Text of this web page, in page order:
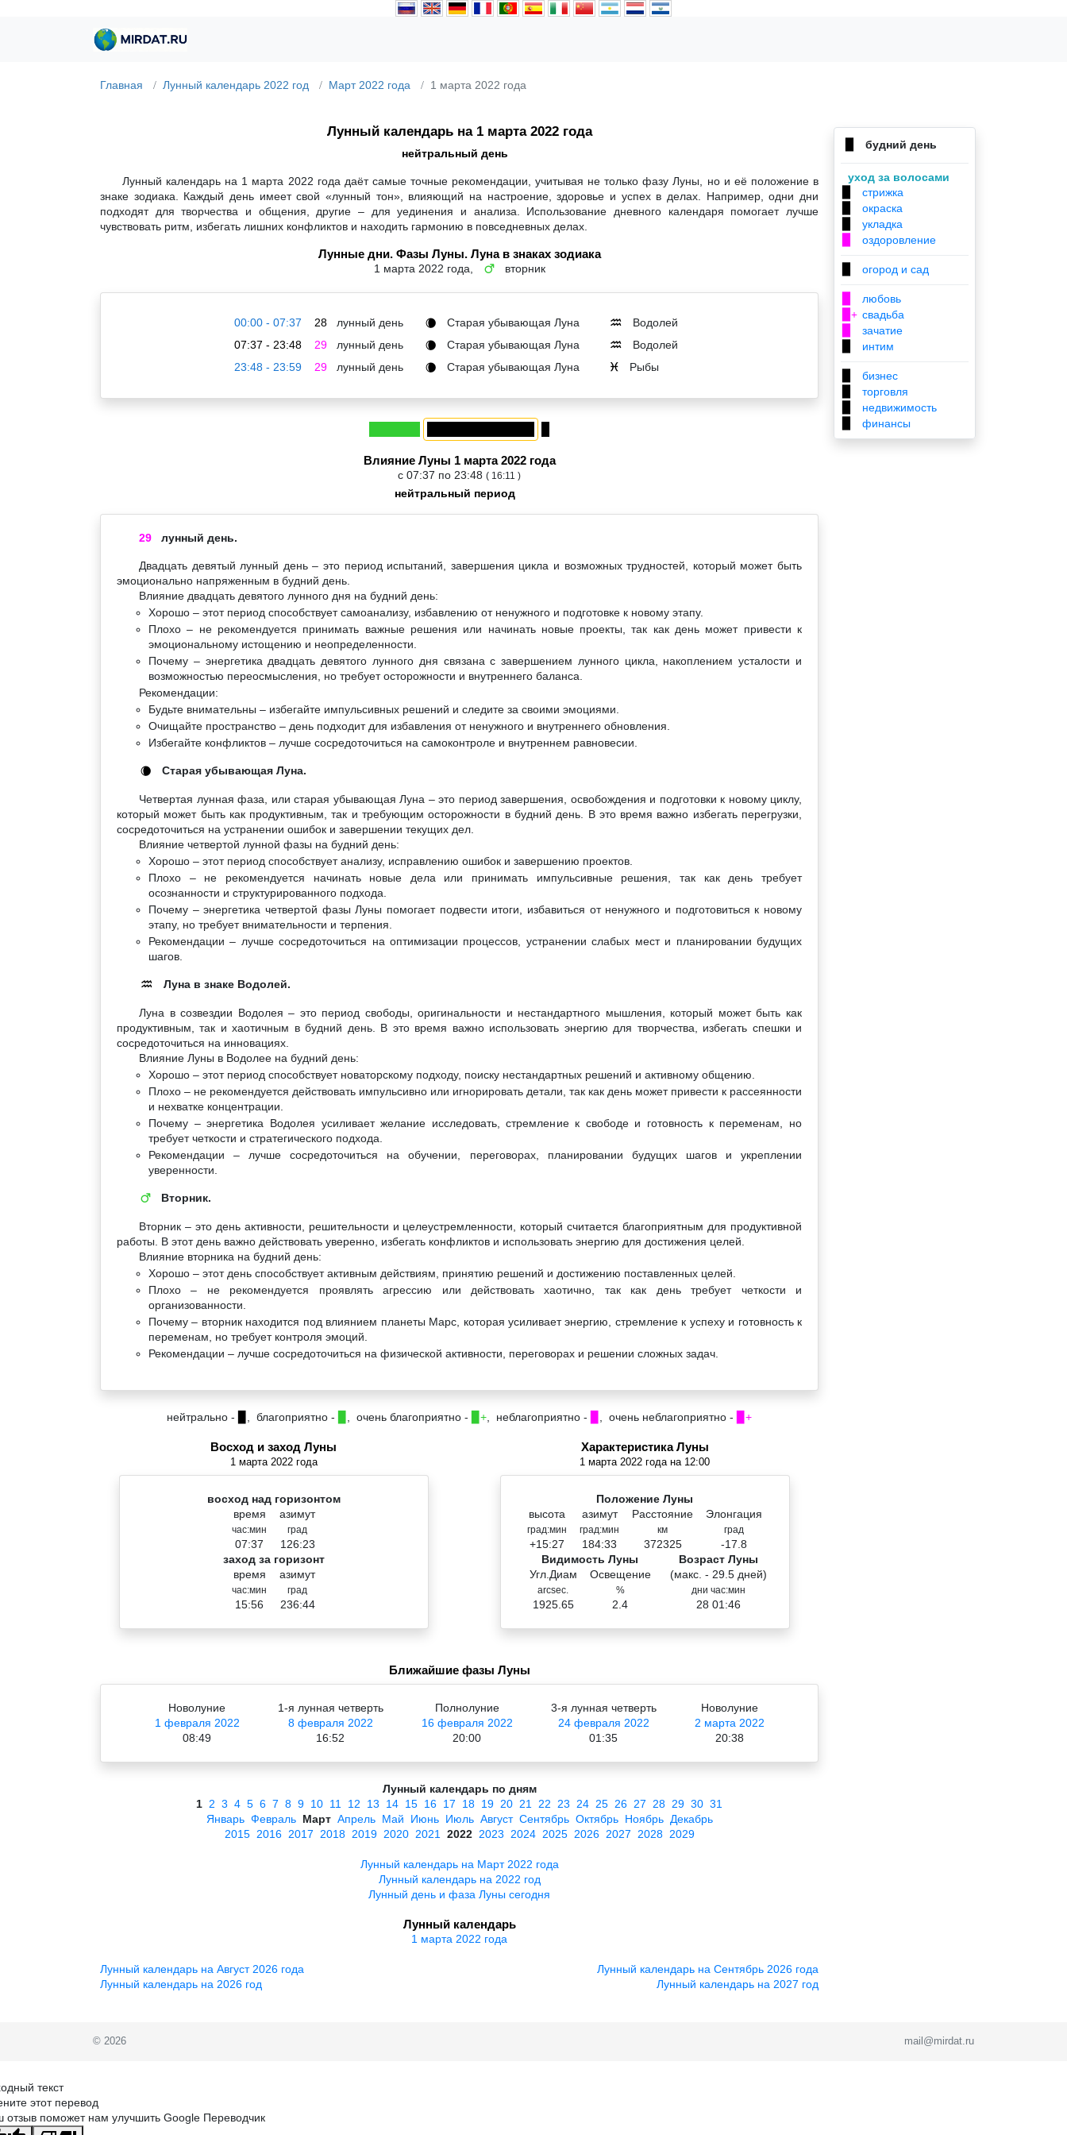
Главная Лунный календарь 2022 год Март 2022 года 1 марта 2022 года
Лунный календарь на 1 марта 2022 года
нейтральный день
Лунный календарь на 1 марта 2022 года даёт самые точные рекомендации, учитывая не только фазу Луны, но и её положение в
знаке зодиака. Каждый день имеет свой «лунный тон», влияющий на настроение, здоровье и успех в делах. Например, одни дни
подходят для творчества и общения, другие – для уединения и анализа. Использование дневного календаря помогает лучше
чувствовать ритм, избегать лишних конфликтов и находить гармонию в повседневных делах.
Лунные дни. Фазы Луны. Луна в знаках зодиака
1 марта 2022 года, ♂ вторник
00:00 - 07:37 28 лунный день 🌘 Старая убывающая Луна ♒
Водолей
07:37 - 23:48
29 лунный день 🌘 Старая убывающая Луна ♒
Водолей
23:48 - 23:59
29 лунный день 🌘 Старая убывающая Луна ♓ Рыбы
Влияние Луны 1 марта 2022 года
с 07:37 по 23:48 ( 16:11 )
нейтральный период
29 лунный день.
Двадцать девятый лунный день – это период испытаний, завершения цикла и возможных трудностей, который может быть
эмоционально напряженным в будний день.
Влияние двадцать девятого лунного дня на будний день:
Хорошо – этот период способствует самоанализу, избавлению от ненужного и подготовке к новому этапу.
Плохо – не рекомендуется принимать важные решения или начинать новые проекты, так как день может привести к
эмоциональному истощению и неопределенности.
Почему – энергетика двадцать девятого лунного дня связана с завершением лунного цикла, накоплением усталости и
возможностью переосмысления, но требует осторожности и внутреннего баланса.
Рекомендации:
Будьте внимательны – избегайте импульсивных решений и следите за своими эмоциями.
Очищайте пространство – день подходит для избавления от ненужного и внутреннего обновления.
Избегайте конфликтов – лучше сосредоточиться на самоконтроле и внутреннем равновесии.
🌘 Старая убывающая Луна.
Четвертая лунная фаза, или старая убывающая Луна – это период завершения, освобождения и подготовки к новому циклу,
который может быть как продуктивным, так и требующим осторожности в будний день. В это время важно избегать перегрузки,
сосредоточиться на устранении ошибок и завершении текущих дел.
Влияние четвертой лунной фазы на будний день:
Хорошо – этот период способствует анализу, исправлению ошибок и завершению проектов.
Плохо – не рекомендуется начинать новые дела или принимать импульсивные решения, так как день требует
осознанности и структурированного подхода.
Почему – энергетика четвертой фазы Луны помогает подвести итоги, избавиться от ненужного и подготовиться к новому
этапу, но требует внимательности и терпения.
Рекомендации – лучше сосредоточиться на оптимизации процессов, устранении слабых мест и планировании будущих
шагов.
♒ Луна в знаке Водолей.
Луна в созвездии Водолея – это период свободы, оригинальности и нестандартного мышления, который может быть как
продуктивным, так и хаотичным в будний день. В это время важно использовать энергию для творчества, избегать спешки и
сосредоточиться на инновациях.
Влияние Луны в Водолее на будний день:
Хорошо – этот период способствует новаторскому подходу, поиску нестандартных решений и активному общению.
Плохо – не рекомендуется действовать импульсивно или игнорировать детали, так как день может привести к рассеянности
и нехватке концентрации.
Почему – энергетика Водолея усиливает желание исследовать, стремление к свободе и готовность к переменам, но
требует четкости и стратегического подхода.
Рекомендации – лучше сосредоточиться на обучении, переговорах, планировании будущих шагов и укреплении
уверенности.
♂ Вторник.
Вторник – это день активности, решительности и целеустремленности, который считается благоприятным для продуктивной
работы. В этот день важно действовать уверенно, избегать конфликтов и использовать энергию для достижения целей.
Влияние вторника на будний день:
Хорошо – этот день способствует активным действиям, принятию решений и достижению поставленных целей.
Плохо – не рекомендуется проявлять агрессию или действовать хаотично, так как день требует четкости и
организованности.
Почему – вторник находится под влиянием планеты Марс, которая усиливает энергию, стремление к успеху и готовность к
переменам, но требует контроля эмоций.
Рекомендации – лучше сосредоточиться на физической активности, переговорах и решении сложных задач.
нейтрально - , благоприятно - , очень благоприятно - ▉+ , неблагоприятно - , очень неблагоприятно - ▉+
Восход и заход Луны
1 марта 2022 года
восход над горизонтом
время
час:мин
07:37
азимут
град
126:23
заход за горизонт
время
час:мин
15:56
азимут
град
236:44
Характеристика Луны
1 марта 2022 года на 12:00
Положение Луны
высота
град:мин
+15:27
азимут
град:мин
184:33
Расстояние
км
372325
Элонгация
град
-17.8
Видимость Луны
Угл.Диам
arcsec.
1925.65
Освещение
%
2.4
Возраст Луны
(макс. - 29.5 дней)
дни час:мин
28 01:46
Ближайшие фазы Луны
Новолуние
1 февраля 2022
08:49
1-я лунная четверть
8 февраля 2022
16:52
Полнолуние
16 февраля 2022
20:00
3-я лунная четверть
24 февраля 2022
01:35
Новолуние
2 марта 2022
20:38
Лунный календарь по дням
1 2 3 4 5 6 7 8 9 10 11 12 13 14 15 16 17 18 19 20 21 22 23 24 25 26 27 28 29 30 31
Январь Февраль Март Апрель Май Июнь Июль Август Сентябрь Октябрь Ноябрь Декабрь
2015 2016 2017 2018 2019 2020 2021 2022 2023 2024 2025 2026 2027 2028 2029
Лунный календарь на Март 2022 года
Лунный календарь на 2022 год
Лунный день и фаза Луны сегодня
Лунный календарь
1 марта 2022 года
Лунный календарь на Август 2026 года
Лунный календарь на 2026 год
Лунный календарь на Сентябрь 2026 года
Лунный календарь на 2027 год
будний день
уход за волосами
стрижка
окраска
укладка
оздоровление
огород и сад
любовь
▉+ свадьба
зачатие
интим
бизнес
торговля
недвижимость
финансы
© 2026 mail@mirdat.ru
текст
этот перевод
отзыв поможет нам улучшить Google Переводчик